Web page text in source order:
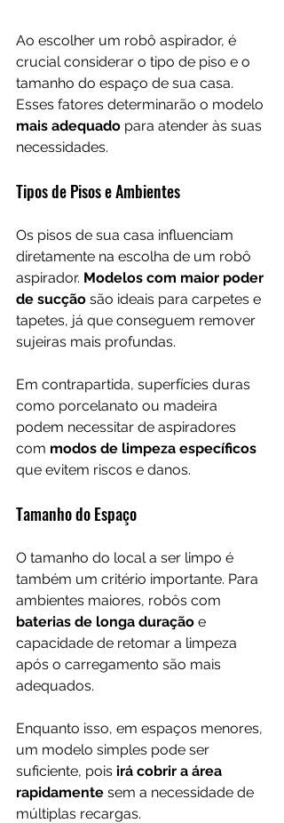
Ao escolher um robô aspirador, é
crucial considerar o tipo de piso e o
tamanho do espaço de sua casa.
Esses fatores determinarão o modelo
mais adequado para atender às suas
necessidades.
Tipos de Pisos e Ambientes
Os pisos de sua casa influenciam
diretamente na escolha de um robô
aspirador. Modelos com maior poder
de sucção são ideais para carpetes e
tapetes, já que conseguem remover
sujeiras mais profundas.
Em contrapartida, superfícies duras
como porcelanato ou madeira
podem necessitar de aspiradores
com modos de limpeza específicos
que evitem riscos e danos.
Tamanho do Espaço
O tamanho do local a ser limpo é
também um critério importante. Para
ambientes maiores, robôs com
baterias de longa duração e
capacidade de retomar a limpeza
após o carregamento são mais
adequados.
Enquanto isso, em espaços menores,
um modelo simples pode ser
suficiente, pois irá cobrir a área
rapidamente sem a necessidade de
múltiplas recargas.